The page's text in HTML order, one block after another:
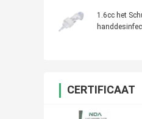
1.6cc het
CERTIFICAAT